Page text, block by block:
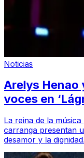
Noticias
Arelys Henao
voces en
La reina de la
carranga presentan
desamor y la dignidad.